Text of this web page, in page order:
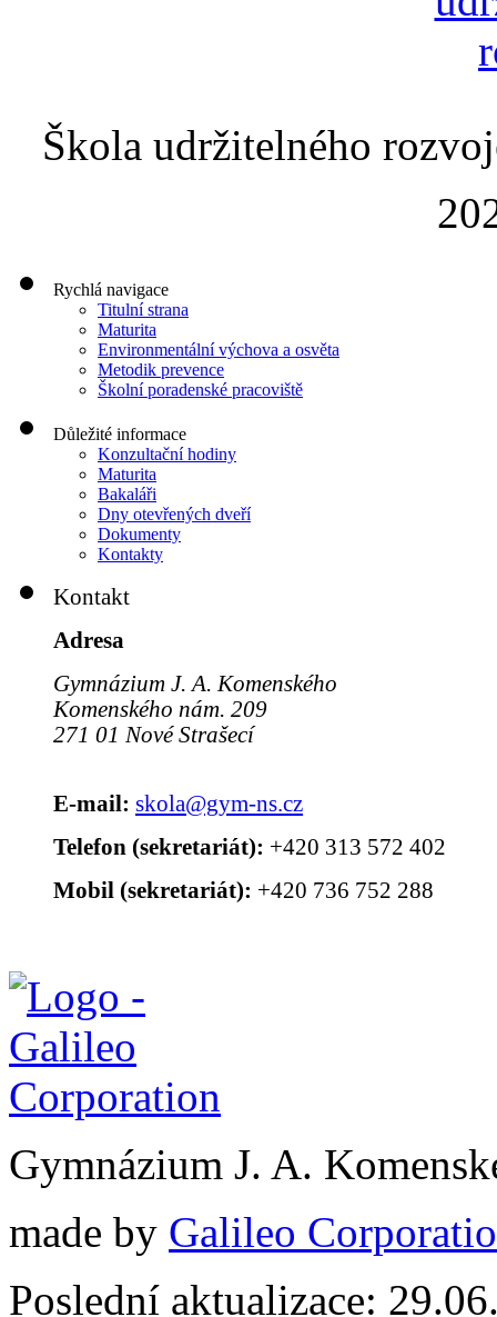
Škola udržitelného
Rychlá navigace
Titulní strana
Maturita
Environmentální výchova a osvěta
Metodik prevence
Školní poradenské pracoviště
Důležité informace
Konzultační hodiny
Maturita
Bakaláři
Dny otevřených dveří
Dokumenty
Kontakty
Kontakt
Adresa
Gymnázium J. A. Komenského
Komenského nám. 209
271 01 Nové Strašecí
E-mail: skola@gym-ns.cz
Telefon (sekretariát): +420 313 572 402
Mobil (sekretariát): +420 736 752 288
Gymnázium J. A.
made by Galileo
Poslední aktualizace: